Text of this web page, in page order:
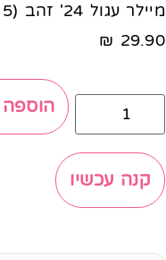
מיילר עגול 24' זהב (5 יח׳)
29.90
₪
קנה עכשיו